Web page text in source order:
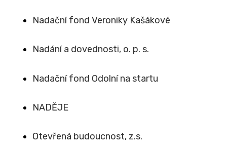
Nadační fond Veroniky Kašákové
Nadání a dovednosti, o. p. s.
Nadační fond Odolní na startu
NADĚJE
Otevřená budoucnost, z.s.